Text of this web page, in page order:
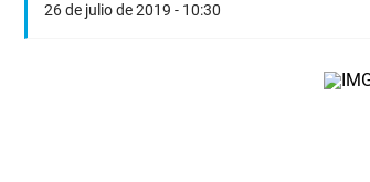
26 de julio de 2019 - 10:30